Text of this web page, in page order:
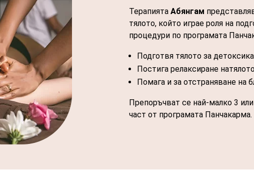
Терапията Абянгам
тялото, който играе роля на
процедури по програмата
Подготвя тялото за
Постига релаксиране
Помага и за отстраняване на
Препоръчват се най-малко 3
част от програмата Панчакарма.